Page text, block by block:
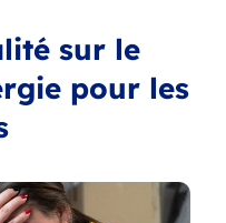
sur le
pour les